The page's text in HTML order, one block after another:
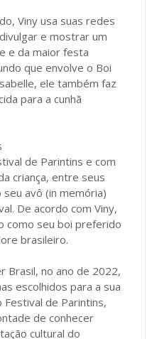
Viny usa suas redes
e mostrar um
e da maior festa
que envolve o Boi
ele também faz
para a cunhã
de Parintins e com
criança, entre seus
avô (in memória)
De acordo com Viny,
como seu boi preferido
brasileiro.
Brasil, no ano de 2022,
escolhidos para a sua
de Parintins,
de conhecer
cultural do